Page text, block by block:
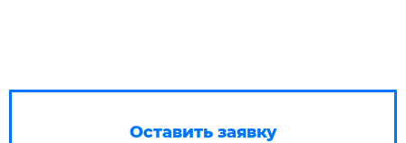
Оставить заявку